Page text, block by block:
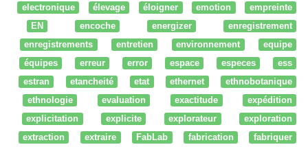
electronique
élevage éloigner emotion
empreinte
EN
encoche energizer
enregistrement
enregistrements
entretien environnement
equipe
équipes
erreur error espace especes
ess
estran
etancheité etat ethernet
ethnobotanique
ethnologie
evaluation exactitude
expédition
explicitation
explicite explorateur
exploration
extraction
extraire FabLab fabrication fabriquer